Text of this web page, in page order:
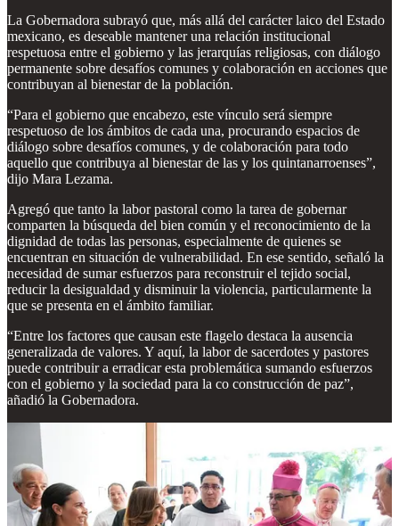
La Gobernadora subrayó que, más allá del carácter laico del Estado
mexicano, es deseable mantener una relación institucional
respetuosa entre el gobierno y las jerarquías religiosas, con diálogo
permanente sobre desafíos comunes y colaboración en acciones que
contribuyan al bienestar de la población.
“Para el gobierno que encabezo, este vínculo será siempre
respetuoso de los ámbitos de cada una, procurando espacios de
diálogo sobre desafíos comunes, y de colaboración para todo
aquello que contribuya al bienestar de las y los quintanarroenses”,
dijo Mara Lezama.
Agregó que tanto la labor pastoral como la tarea de gobernar
comparten la búsqueda del bien común y el reconocimiento de la
dignidad de todas las personas, especialmente de quienes se
encuentran en situación de vulnerabilidad. En ese sentido, señaló la
necesidad de sumar esfuerzos para reconstruir el tejido social,
reducir la desigualdad y disminuir la violencia, particularmente la
que se presenta en el ámbito familiar.
“Entre los factores que causan este flagelo destaca la ausencia
generalizada de valores. Y aquí, la labor de sacerdotes y pastores
puede contribuir a erradicar esta problemática sumando esfuerzos
con el gobierno y la sociedad para la co construcción de paz”,
añadió la Gobernadora.